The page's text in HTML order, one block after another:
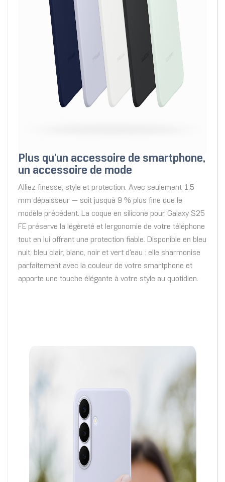
Plus qu'un accessoire de smartphone,
un accessoire de mode
Alliez finesse, style et protection. Avec seulement 1,5
mm dépaisseur — soit jusquà 9 % plus fine que le
modèle précédent. La coque en silicone pour Galaxy S25
FE préserve la légèreté et lergonomie de votre téléphone
tout en lui offrant une protection fiable. Disponible en bleu
nuit, bleu clair, blanc, noir et vert d'eau : elle sharmonise
parfaitement avec la couleur de votre smartphone et
apporte une touche élégante à votre style au quotidien.